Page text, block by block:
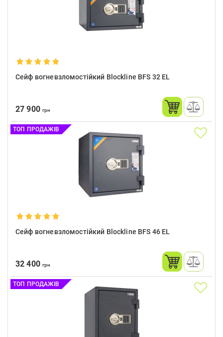
Сейф вогневзломостійкий Blockline BFS 32 EL
27 900грн
ТОП ПРОДАЖІВ
Сейф вогневзломостійкий Blockline BFS 46 EL
32 400грн
ТОП ПРОДАЖІВ